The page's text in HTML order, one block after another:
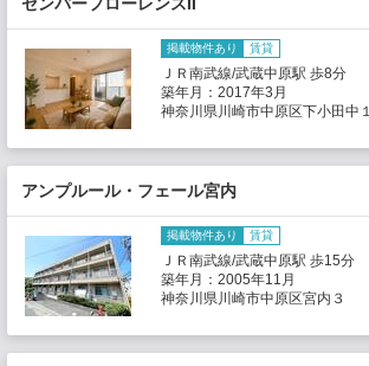
掲載物件あり 賃貸
ＪＲ南武線/武蔵中原駅 歩8分
築年月：2017年3月
神奈川県川崎市中原区下小田中１
アンプルール・フェール宮内
掲載物件あり 賃貸
ＪＲ南武線/武蔵中原駅 歩15分
築年月：2005年11月
神奈川県川崎市中原区宮内３